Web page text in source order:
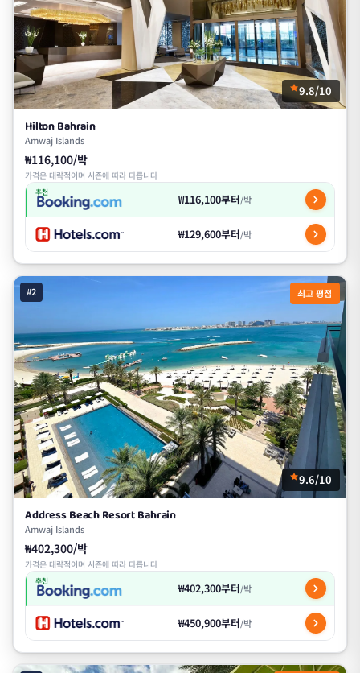
9.8/10
Hilton Bahrain
Amwaj Islands
₩116,100/박
가격은 대략적이며 시즌에 따라 다릅니다
추천 ₩116,100부터/박
₩129,600부터/박
#2 최고 평점
9.6/10
Address Beach Resort Bahrain
Amwaj Islands
₩402,300/박
가격은 대략적이며 시즌에 따라 다릅니다
추천 ₩402,300부터/박
₩450,900부터/박